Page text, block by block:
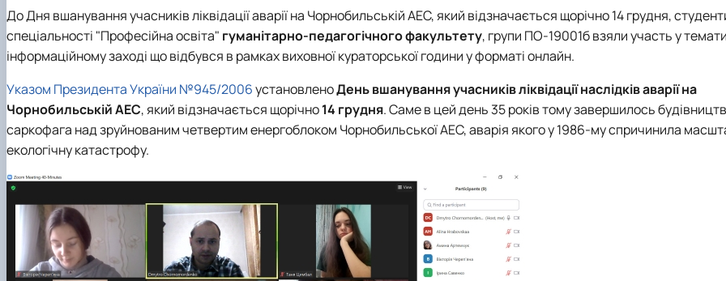
До Дня вшанування учасників ліквідації аварії на Чорнобильській АЕС, який відзначається щорічно 14 грудня,
спеціальності "Професійна освіта" гуманітарно-педагогічного факультету, групи ПО-19001б взяли участь у
інформаційному заході що відбувся в рамках виховної кураторської години у форматі онлайн.
Указом Президента України №945/2006установленоДень вшанування учасників ліквідації наслідків аварії на
Чорнобильській АЕС, який відзначається щорічно14 грудня. Саме в цей день 35 років тому завершилось
саркофага над зруйнованим четвертим енергоблоком Чорнобильської АЕС, аварія якого у 1986-му спричинила
екологічну катастрофу.